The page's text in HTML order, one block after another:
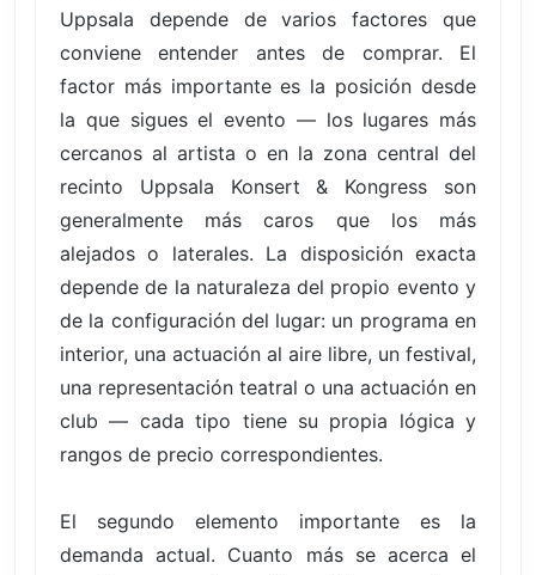
Uppsala depende de varios factores que
conviene entender antes de comprar. El
factor más importante es la posición desde
la que sigues el evento — los lugares más
cercanos al artista o en la zona central del
recinto Uppsala Konsert & Kongress son
generalmente más caros que los más
alejados o laterales. La disposición exacta
depende de la naturaleza del propio evento y
de la configuración del lugar: un programa en
interior, una actuación al aire libre, un festival,
una representación teatral o una actuación en
club — cada tipo tiene su propia lógica y
rangos de precio correspondientes.
El segundo elemento importante es la
demanda actual. Cuanto más se acerca el